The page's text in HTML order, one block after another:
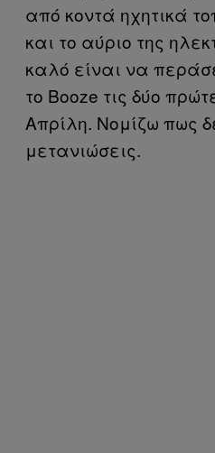
από κοντά ηχητικά
και το αύριο της
καλό είναι να
το Booze τις δύο
Απρίλη. Νομίζω πως
μετανιώσεις.